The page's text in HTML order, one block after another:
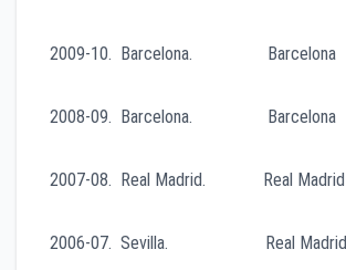
2009-10. Barcelona. Barcelona
2008-09. Barcelona. Barcelona
2007-08. Real Madrid. Real Madrid
2006-07. Sevilla. Real Madrid